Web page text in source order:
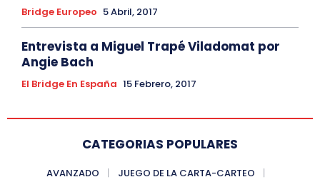
Bridge Europeo 5 Abril, 2017
Entrevista a Miguel Trapé Viladomat por
Angie Bach
El Bridge En España 15 Febrero, 2017
CATEGORIAS POPULARES
AVANZADO
JUEGO DE LA CARTA-CARTEO